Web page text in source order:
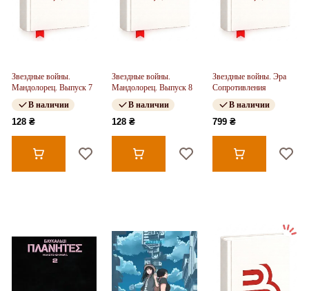
Звездные войны.
Мандолорец. Выпуск 7
В наличии
128 ₴
Звездные войны.
Мандолорец. Выпуск 8
В наличии
128 ₴
Звездные войны. Эра
Сопротивления
В наличии
799 ₴